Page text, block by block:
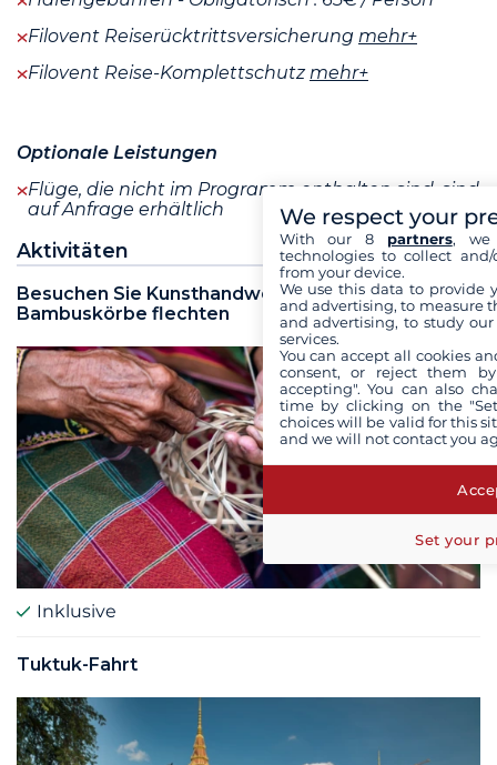
Filovent Reiserücktrittsversicherung mehr+
Filovent Reise-Komplettschutzmehr+
Optionale Leistungen
Flüge, die nicht im Programm enthalten sind, sind
auf Anfrage erhältlich
Aktivitäten
Besuchen Sie Kunsthandwerker, die
Bambuskörbe flechten
Inklusive
Tuktuk-Fahrt
We respect your
With our 8 partners, we
technologies to collect
from your device.
We use this data to provide
and advertising, to measure
and advertising, to study
services.
You can accept all cookies
consent, or reject them
accepting". You can also
time by clicking on the
choices will be valid for this
and we will not contact you
Set your